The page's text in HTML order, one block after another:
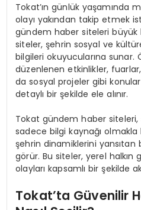
Tokat’ın günlük yaşamında
olayı yakından takip etmek
gündem haber siteleri büyük
siteler, şehrin sosyal ve
bilgileri okuyucularına sunar.
düzenlenen etkinlikler,
da sosyal projeler gibi
detaylı bir şekilde ele alınır.
Tokat gündem haber
sadece bilgi kaynağı
şehrin dinamiklerini
görür. Bu siteler, yerel halkın
olayları kapsamlı bir şekilde
Tokat’ta Güvenilir